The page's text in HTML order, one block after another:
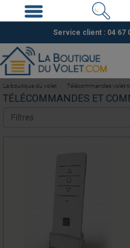
Service client : 04 67
TÉLÉCOMMANDES ET
Filtres
La boutique du volet Télécommandes volet